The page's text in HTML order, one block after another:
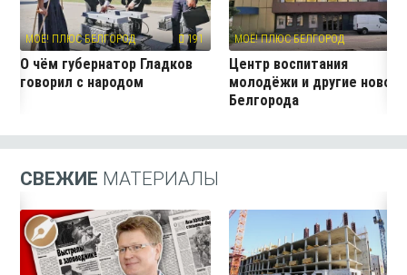
МОЁ! ПЛЮС БЕЛГОРОД 191
О чём губернатор Гладков
говорил с народом
МОЁ! ПЛЮС БЕЛГОРОД
Центр воспитания
молодёжи и другие
Белгорода
СВЕЖИЕ МАТЕРИАЛЫ